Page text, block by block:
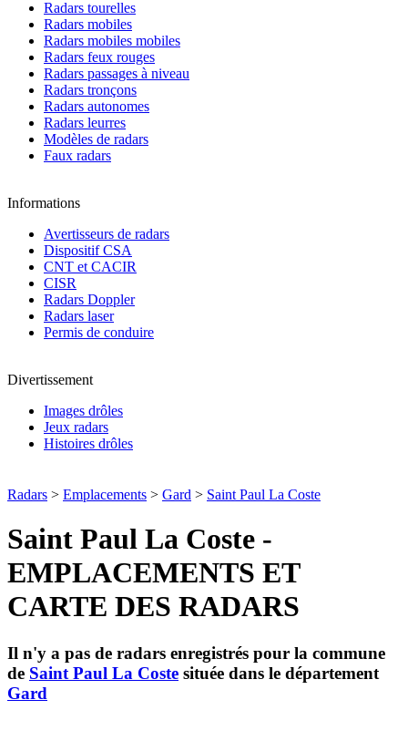
Radars tourelles
Radars mobiles
Radars mobiles mobiles
Radars feux rouges
Radars passages à niveau
Radars tronçons
Radars autonomes
Radars leurres
Modèles de radars
Faux radars
Informations
Avertisseurs de radars
Dispositif CSA
CNT et CACIR
CISR
Radars Doppler
Radars laser
Permis de conduire
Divertissement
Images drôles
Jeux radars
Histoires drôles
Radars > Emplacements > Gard > Saint Paul La Coste
Saint Paul La Coste -
EMPLACEMENTS ET
CARTE DES RADARS
Il n'y a pas de radars enregistrés pour la commune
de Saint Paul La Coste située dans le département
Gard